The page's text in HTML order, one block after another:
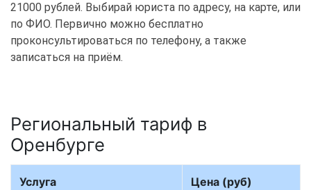
21000 рублей. Выбирай юриста по адресу, на карте, или
по ФИО. Первично можно бесплатно
проконсультироваться по телефону, а также
записаться на приём.
Региональный тариф в
Оренбурге
Услуга Цена (руб)